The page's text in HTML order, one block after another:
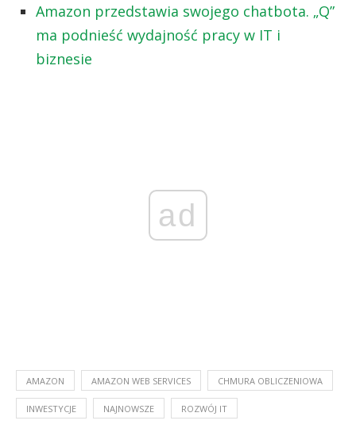
Amazon przedstawia swojego chatbota. „Q”
ma podnieść wydajność pracy w IT i
biznesie
ad
AMAZON AMAZON WEB SERVICES CHMURA OBLICZENIOWA
INWESTYCJE NAJNOWSZE ROZWÓJ IT